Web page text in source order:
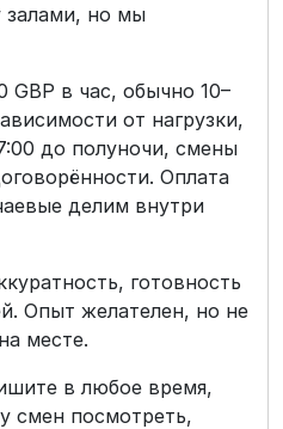
залами, но мы
GBP в час, обычно 10–
от нагрузки,
до полуночи, смены
Оплата
делим внутри
готовность
Опыт желателен, но не
месте.
в любое время,
смен посмотреть,